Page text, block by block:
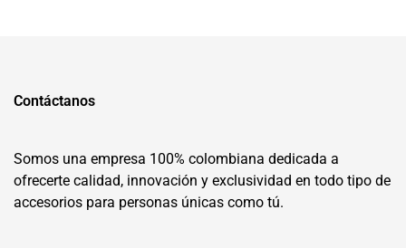
Contáctanos
Somos una empresa 100% colombiana dedicada a
ofrecerte calidad, innovación y exclusividad en todo tipo de
accesorios para personas únicas como tú.